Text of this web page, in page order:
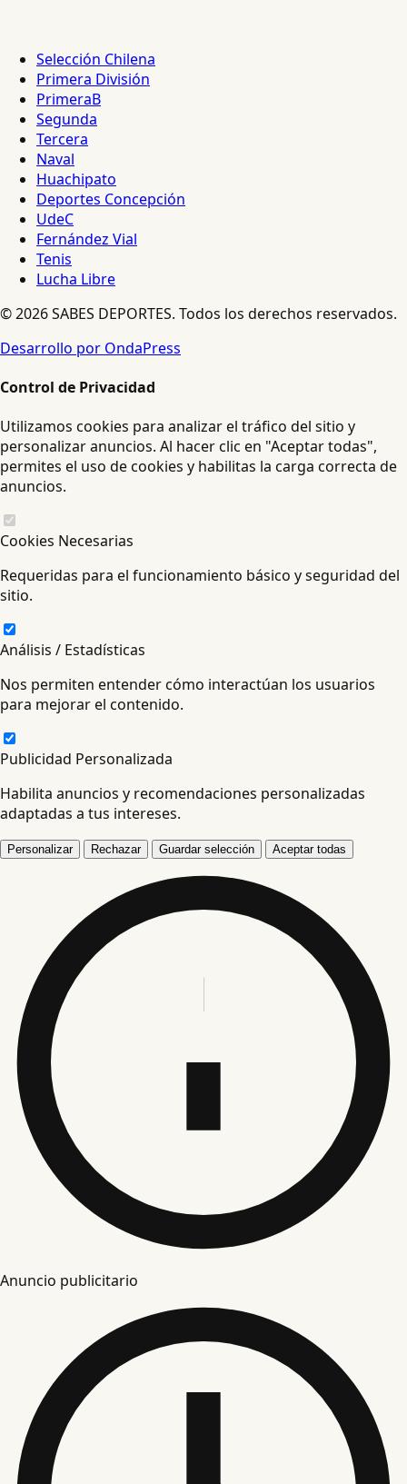
Selección Chilena
Primera División
PrimeraB
Segunda
Tercera
Naval
Huachipato
Deportes Concepción
UdeC
Fernández Vial
Tenis
Lucha Libre
© 2026 SABES DEPORTES. Todos los derechos reservados.
Desarrollo por OndaPress
Control de Privacidad
Utilizamos cookies para analizar el tráfico del sitio y
personalizar anuncios. Al hacer clic en "Aceptar todas",
permites el uso de cookies y habilitas la carga correcta de
anuncios.
Cookies Necesarias
Requeridas para el funcionamiento básico y seguridad del
sitio.
Análisis / Estadísticas
Nos permiten entender cómo interactúan los usuarios
para mejorar el contenido.
Publicidad Personalizada
Habilita anuncios y recomendaciones personalizadas
adaptadas a tus intereses.
Personalizar Rechazar Guardar selección Aceptar todas
Anuncio publicitario